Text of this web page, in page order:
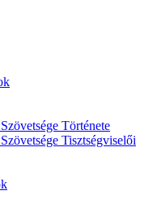
Története
Tisztségviselői